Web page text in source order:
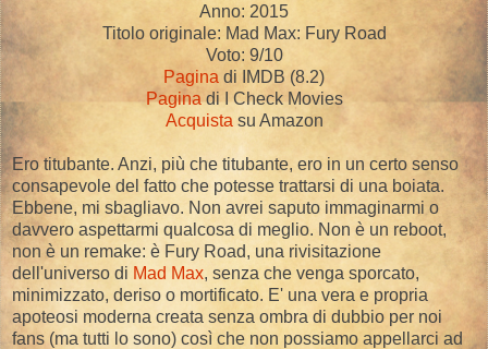
Anno: 2015
Titolo originale: Mad Max: Fury Road
Voto: 9/10
Pagina di IMDB (8.2)
Paginadi I Check Movies
Acquista su Amazon
Ero titubante. Anzi, più che titubante, ero in un certo senso
consapevole del fatto che potesse trattarsi di una boiata.
Ebbene, mi sbagliavo. Non avrei saputo immaginarmi o
davvero aspettarmi qualcosa di meglio. Non è un reboot,
non è un remake: è Fury Road, una rivisitazione
dell'universo di Mad Max, senza che venga sporcato,
minimizzato, deriso o mortificato. E' una vera e propria
apoteosi moderna creata senza ombra di dubbio per noi
fans (ma tutti lo sono) così che non possiamo appellarci ad